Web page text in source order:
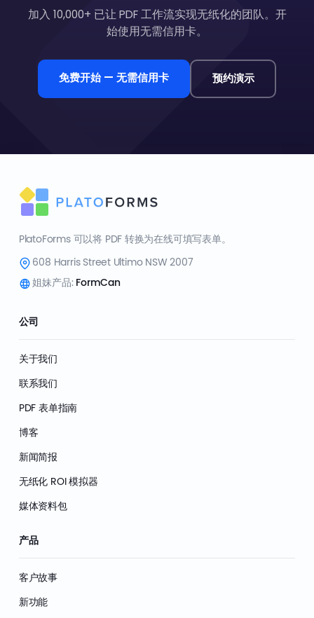
加入 10,000+ 已让 PDF 工作流实现无纸化的团队。开
始使用无需信用卡。
免费开始 — 无需信用卡 预约演示
PlatoForms 可以将 PDF 转换为在线可填写表单。
608 Harris Street Ultimo NSW 2007
姐妹产品: FormCan
公司
关于我们
联系我们
PDF 表单指南
博客
新闻简报
无纸化 ROI 模拟器
媒体资料包
产品
客户故事
新功能